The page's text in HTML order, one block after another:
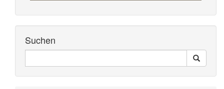
Suchen
Durchsuchen